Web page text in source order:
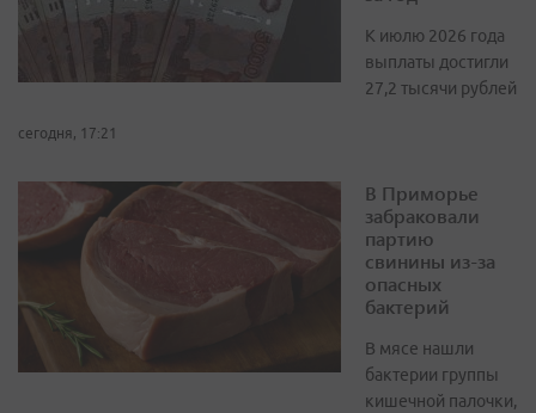
К июлю 2026 года
выплаты достигли
27,2 тысячи рублей
сегодня, 17:21
В Приморье
забраковали
партию
свинины из-за
опасных
бактерий
В мясе нашли
бактерии группы
кишечной палочки,